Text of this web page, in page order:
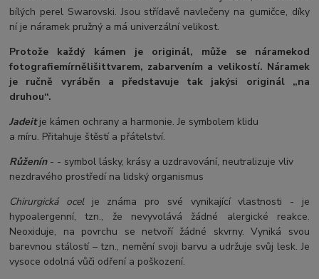
bílých perel Swarovski. Jsou střídavě navlečeny na gumičce, díky
ní je náramek pružný a má univerzální velikost.
Protože každý kámen je originál, může se náramekod
fotografiemírnělišittvarem, zabarvením a velikostí. Náramek
je ručně vyráběn a představuje tak jakýsi originál „na
druhou“.
Jadeitje kámen ochrany a harmonie. Je symbolem klidu
a míru. Přitahuje štěstí a přátelství.
Růženín- - symbol lásky, krásy a uzdravování, neutralizuje vliv
nezdravého prostředí na lidský organismus
Chirurgická ocelje známa pro své vynikající vlastnosti - je
hypoalergenní, tzn., že nevyvolává žádné alergické reakce.
Neoxiduje, na povrchu se netvoří žádné skvrny. Vyniká svou
barevnou stálostí – tzn., nemění svoji barvu a udržuje svůj lesk. Je
vysoce odolná vůči odření a poškození.